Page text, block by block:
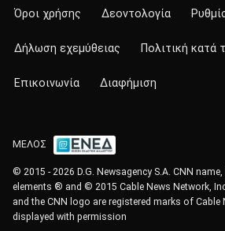
Όροι χρήσης Δεοντολογία
Δήλωση εχεμύθειας Πολιτική κατά
Επικοινωνία Διαφήμιση
ΜΕΛΟΣ
© 2015 - 2026 D.G. Newsagency S.A. CNN
elements ® and © 2015 Cable News Network,
and the CNN logo are registered marks of Cable
displayed with permission